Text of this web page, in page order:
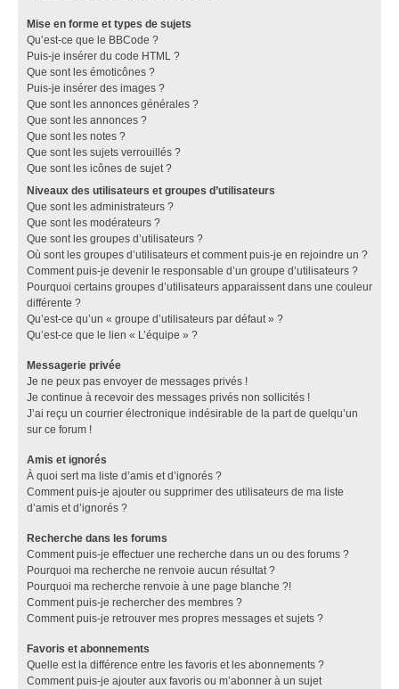
Mise en forme et types de sujets
Qu’est-ce que le BBCode ?
Puis-je insérer du code HTML ?
Que sont les émoticônes ?
Puis-je insérer des images ?
Que sont les annonces générales ?
Que sont les annonces ?
Que sont les notes ?
Que sont les sujets verrouillés ?
Que sont les icônes de sujet ?
Niveaux des utilisateurs et groupes d’utilisateurs
Que sont les administrateurs ?
Que sont les modérateurs ?
Que sont les groupes d’utilisateurs ?
Où sont les groupes d’utilisateurs et comment puis-je en rejoindre un ?
Comment puis-je devenir le responsable d’un groupe d’utilisateurs ?
Pourquoi certains groupes d’utilisateurs apparaissent dans une couleur
différente ?
Qu’est-ce qu’un « groupe d’utilisateurs par défaut » ?
Qu’est-ce que le lien « L’équipe » ?
Messagerie privée
Je ne peux pas envoyer de messages privés !
Je continue à recevoir des messages privés non sollicités !
J’ai reçu un courrier électronique indésirable de la part de quelqu’un
sur ce forum !
Amis et ignorés
À quoi sert ma liste d’amis et d’ignorés ?
Comment puis-je ajouter ou supprimer des utilisateurs de ma liste
d’amis et d’ignorés ?
Recherche dans les forums
Comment puis-je effectuer une recherche dans un ou des forums ?
Pourquoi ma recherche ne renvoie aucun résultat ?
Pourquoi ma recherche renvoie à une page blanche ?!
Comment puis-je rechercher des membres ?
Comment puis-je retrouver mes propres messages et sujets ?
Favoris et abonnements
Quelle est la différence entre les favoris et les abonnements ?
Comment puis-je ajouter aux favoris ou m’abonner à un sujet